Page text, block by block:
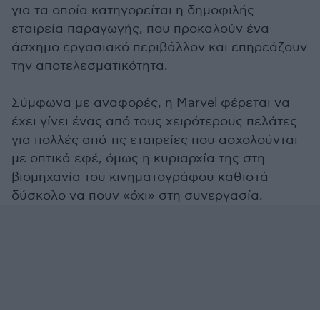
για τα οποία κατηγορείται η δημοφιλής
εταιρεία παραγωγής, που προκαλούν ένα
άσχημο εργασιακό περιβάλλον και επηρεάζουν
την αποτελεσματικότητα.
Σύμφωνα με αναφορές, η Marvel φέρεται να
έχει γίνει ένας από τους χειρότερους πελάτες
για πολλές από τις εταιρείες που ασχολούνται
με οπτικά εφέ, όμως η κυριαρχία της στη
βιομηχανία του κινηματογράφου καθιστά
δύσκολο να πουν «όχι» στη συνεργασία.